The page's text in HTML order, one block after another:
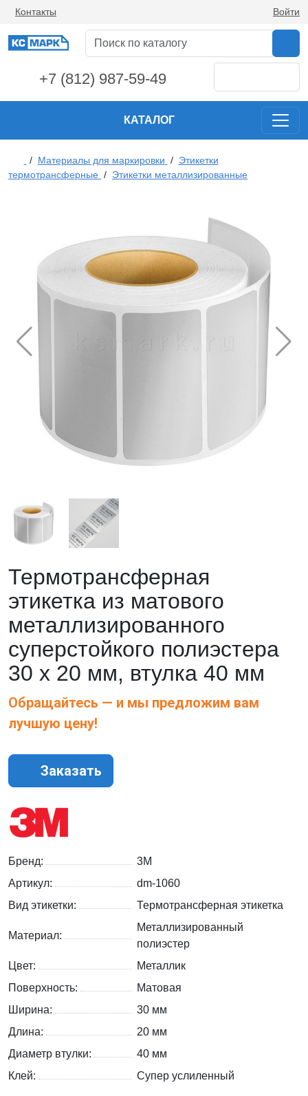
Контакты Войти
+7 (812) 987-59-49
КАТАЛОГ
/ Материалы для маркировки / Этикетки
термотрансферные / Этикетки металлизированные
Термотрансферная
этикетка из матового
металлизированного
суперстойкого полиэстера
30 x 20 мм, втулка 40 мм
Обращайтесь — и мы предложим вам
лучшую цену!
Заказать
Бренд:
3M
Артикул:
dm-1060
Вид этикетки:
Термотрансферная этикетка
Материал:
Металлизированный
полиэстер
Цвет:
Металлик
Поверхность:
Матовая
Ширина:
30 мм
Длина:
20 мм
Диаметр втулки:
40 мм
Клей:
Супер услиленный